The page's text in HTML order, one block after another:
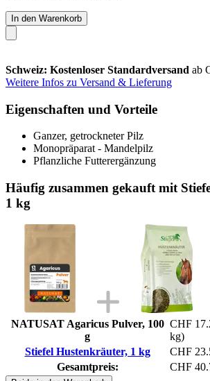
In den Warenkorb
Schweiz: Kostenloser Standardversand ab
Weitere Infos zu Versand & Lieferung
Eigenschaften und Vorteile
Ganzer, getrockneter Pilz
Monopräparat - Mandelpilz
Pflanzliche Futterergänzung
Häufig zusammen gekauft mit
1 kg
NATUSAT Agaricus Pulver, 100
g
CHF
kg)
Stiefel Hustenkräuter, 1 kg
CHF
Gesamtpreis:
CHF